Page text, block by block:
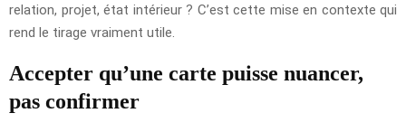
relation, projet, état intérieur ? C’est cette mise en contexte qui
rend le tirage vraiment utile.
Accepter qu’une carte puisse nuancer,
pas confirmer